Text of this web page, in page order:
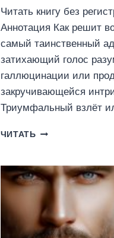
Читать книгу без
Аннотация Как решит
самый таинственный
затихающий голос
галлюцинации или
закручивающейся
Триумфальный взлёт
ЧИТАТЬ АДВОКАТСКАЯ
ТОМ
II.
ВОСКРЕШАЯ
И
ПЕПЕЛ